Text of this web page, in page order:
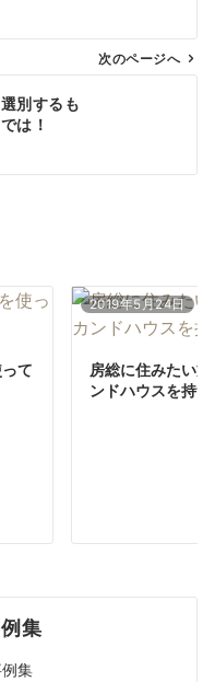
次のページへ
別するも
は！
て
2019年5月24日
房総に住みたい
ンドハウスを持
集